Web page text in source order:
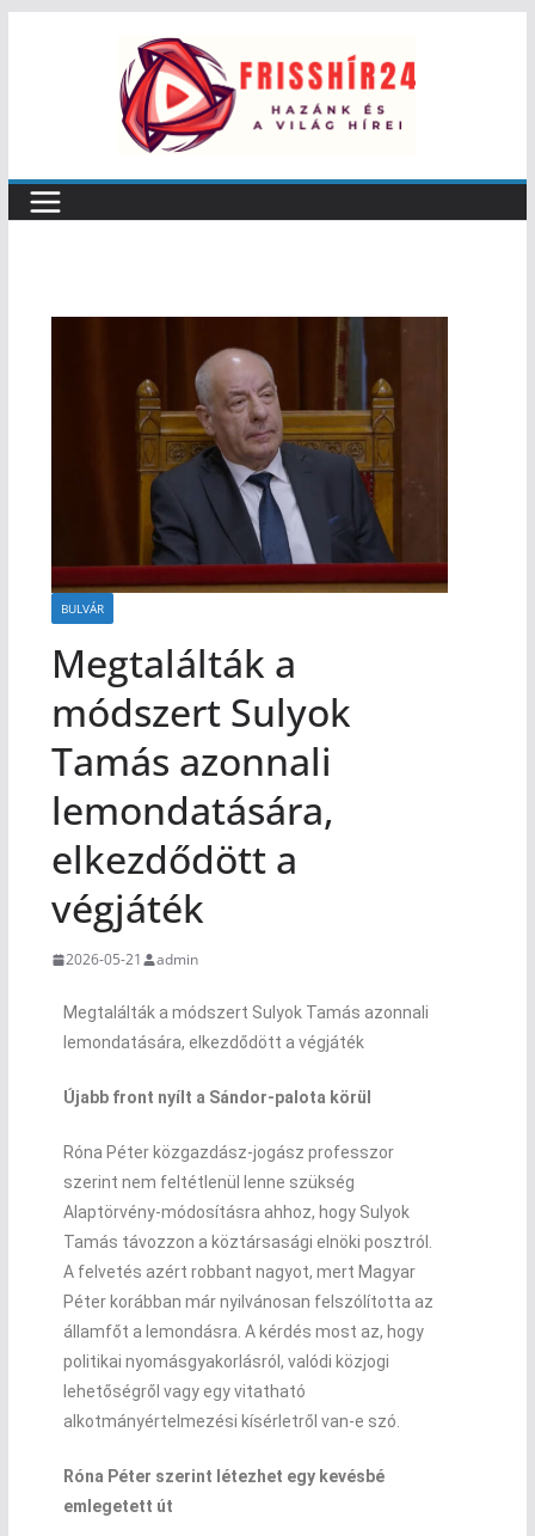
BULVÁR
Megtalálták a
módszert Sulyok
Tamás azonnali
lemondatására,
elkezdődött a
végjáték
2026-05-21 admin
Megtalálták a módszert Sulyok Tamás azonnali
lemondatására, elkezdődött a végjáték
Újabb front nyílt a Sándor-palota körül
Róna Péter közgazdász-jogász professzor
szerint nem feltétlenül lenne szükség
Alaptörvény-módosításra ahhoz, hogy Sulyok
Tamás távozzon a köztársasági elnöki posztról.
A felvetés azért robbant nagyot, mert Magyar
Péter korábban már nyilvánosan felszólította az
államfőt a lemondásra. A kérdés most az, hogy
politikai nyomásgyakorlásról, valódi közjogi
lehetőségről vagy egy vitatható
alkotmányértelmezési kísérletről van-e szó.
Róna Péter szerint létezhet egy kevésbé
emlegetett út